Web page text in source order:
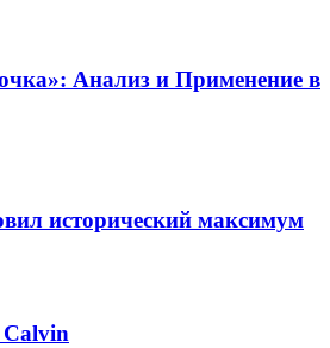
Анализ и Применение в
исторический максимум